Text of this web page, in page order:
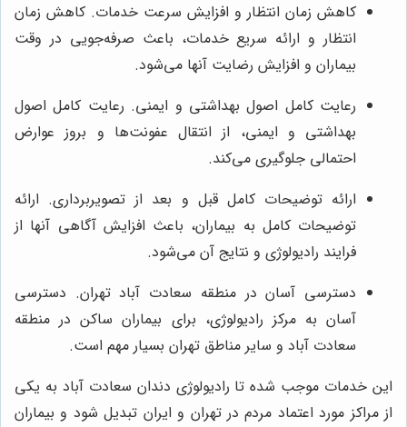
کاهش زمان انتظار و افزایش سرعت خدمات. کاهش زمان
انتظار و ارائه سریع خدمات، باعث صرفه‌جویی در وقت
بیماران و افزایش رضایت آنها می‌شود.
رعایت کامل اصول بهداشتی و ایمنی. رعایت کامل اصول
بهداشتی و ایمنی، از انتقال عفونت‌ها و بروز عوارض
احتمالی جلوگیری می‌کند.
ارائه توضیحات کامل قبل و بعد از تصویربرداری. ارائه
توضیحات کامل به بیماران، باعث افزایش آگاهی آنها از
فرایند رادیولوژی و نتایج آن می‌شود.
دسترسی آسان در منطقه سعادت آباد تهران. دسترسی
آسان به مرکز رادیولوژی، برای بیماران ساکن در منطقه
سعادت آباد و سایر مناطق تهران بسیار مهم است.
این خدمات موجب شده تا رادیولوژی دندان سعادت آباد به یکی
از مراکز مورد اعتماد مردم در تهران و ایران تبدیل شود و بیماران